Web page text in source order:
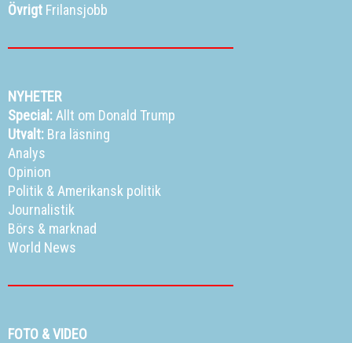
Övrigt Frilansjobb
NYHETER
Special:Allt om Donald Trump
Utvalt: Bra läsning
Analys
Opinion
Politik & Amerikansk politik
Journalistik
Börs & marknad
World News
FOTO & VIDEO